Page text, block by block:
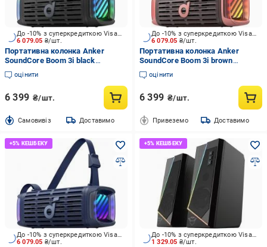
6 079.05 ₴/шт.
До -10% з суперкредиткою Visa Вигода
Портативна колонка Anker
SoundСore Boom 3i black
(D5100010)
оцінити
6 399 ₴/шт.
Cамовивіз Доставимо
6 079.05 ₴/шт.
До -10% з суперкредиткою Visa Вигода
Портативна колонка Anker
SoundСore Boom 3i brown
(D5100080)
оцінити
6 399 ₴/шт.
Привеземо Доставимо
6 079.05 ₴/шт.
До -10% з суперкредиткою Visa Вигода
1 329.05 ₴/шт.
До -10% з суперкредиткою Visa Вигода